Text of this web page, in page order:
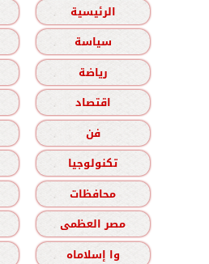
الرئيسية
سياسة
رياضة
اقتصاد
فن
تكنولوجيا
محافظات
مصر العظمى
وا إسلاماه